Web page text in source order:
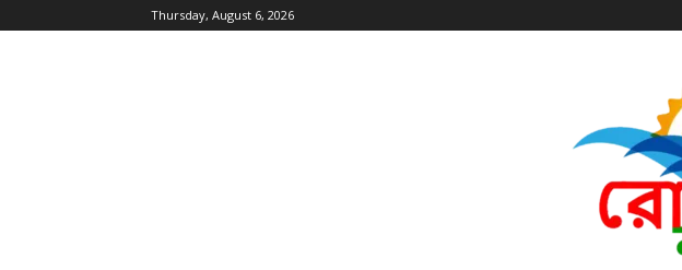
Thursday, August 6, 2026